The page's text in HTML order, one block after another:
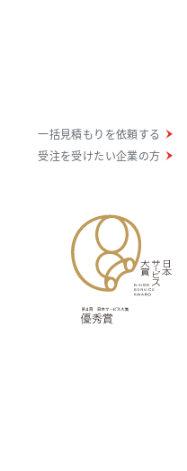
一括見積もりを依頼する
受注を受けたい企業の方